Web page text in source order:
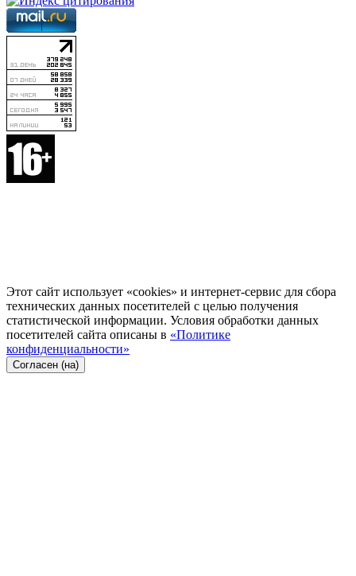
Этот сайт использует «cookies» и интернет-сервис для сбора
технических данных посетителей с целью получения
статистической информации. Условия обработки данных
посетителей сайта описаны в «Политике
конфиденциальности»
Согласен (на)